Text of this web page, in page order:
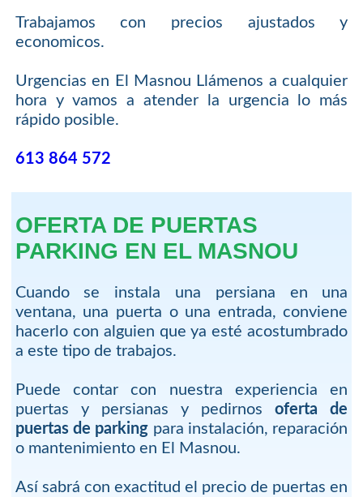
Trabajamos con precios ajustados y
economicos.
Urgencias en El Masnou Llámenos a cualquier
hora y vamos a atender la urgencia lo más
rápido posible.
613 864 572
OFERTA DE PUERTAS
PARKING EN EL MASNOU
Cuando se instala una persiana en una
ventana, una puerta o una entrada, conviene
hacerlo con alguien que ya esté acostumbrado
a este tipo de trabajos.
Puede contar con nuestra experiencia en
puertas y persianas y pedirnosoferta de
puertas de parking para instalación, reparación
o mantenimiento en El Masnou.
Así sabrá con exactitud el precio de puertas en